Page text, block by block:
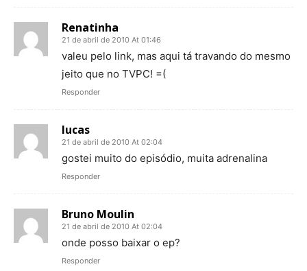
Renatinha
21 de abril de 2010 At 01:46
valeu pelo link, mas aqui tá travando do mesmo
jeito que no TVPC! =(
Responder
lucas
21 de abril de 2010 At 02:04
gostei muito do episódio, muita adrenalina
Responder
Bruno Moulin
21 de abril de 2010 At 02:04
onde posso baixar o ep?
Responder